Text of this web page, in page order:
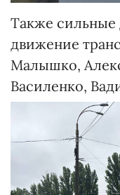
Также
движение
Малышко,
Василенко,